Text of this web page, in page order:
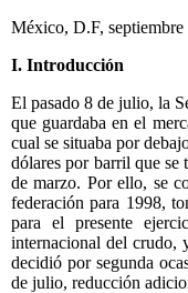
México, D.F, septiembre
I. Introducción
El pasado 8 de julio, la
que guardaba en el
cual se situaba por
dólares por barril que se
de marzo. Por ello, se
federación para 1998,
para el presente
internacional del crudo,
decidió por segunda
de julio, reducción